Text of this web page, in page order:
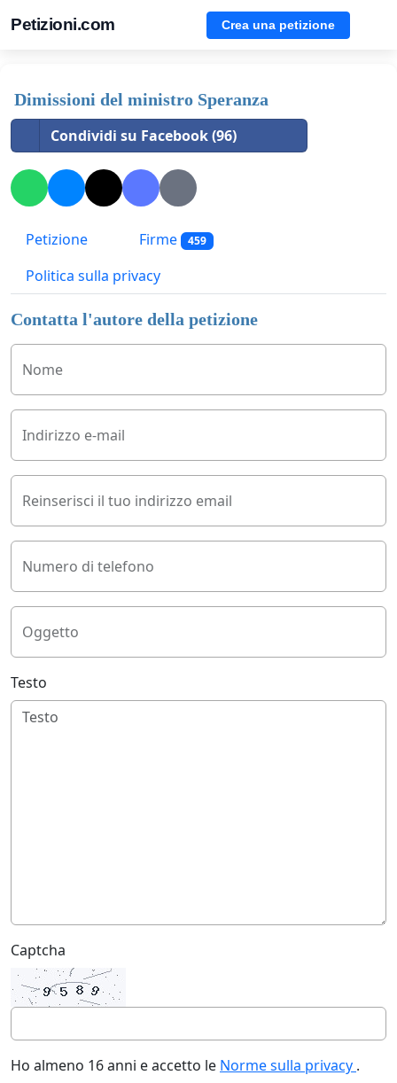
Petizioni.com Crea una petizione
Dimissioni del ministro Speranza
Condividi su Facebook (96)
Petizione Firme 459
Politica sulla privacy
Contatta l'autore della petizione
Nome
Indirizzo e-mail
Reinserisci il tuo indirizzo email
Numero di telefono
Oggetto
Testo
Captcha
Ho almeno 16 anni e accetto le Norme sulla privacy .